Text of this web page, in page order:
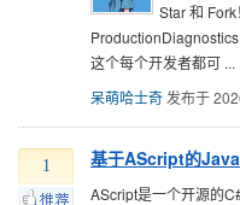
Star 和
这个每个开发者都可 ...
呆萌哈士奇 发布于
1 基于AScript的
AScript是一个开源的